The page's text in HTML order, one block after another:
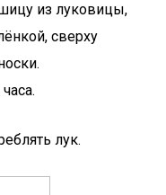
из луковицы,
сверху
лук.